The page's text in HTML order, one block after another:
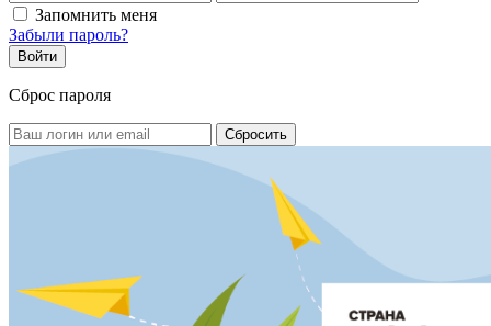
Запомнить меня
Забыли пароль?
Сброс пароля